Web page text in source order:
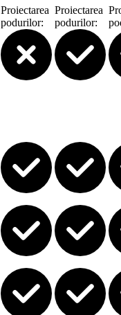
Proiectarea
podurilor:
Proiectarea
podurilor: